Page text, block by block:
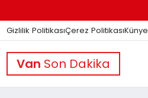
Gizlilik PolitikasıÇerez PolitikasıKünye
Van Son Dakika